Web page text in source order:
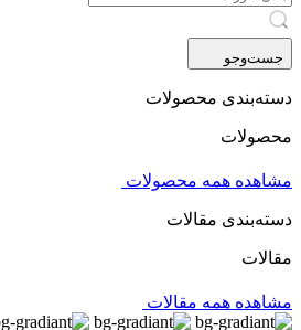
جست‌و‌جو
دسته‌بندی محصولات
محصولات
مشاهده همه محصولات
دسته‌بندی مقالات
مقالات
مشاهده همه مقالات